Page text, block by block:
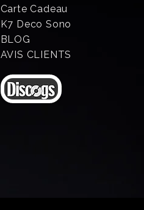
Carte Cadeau
K7 Deco Sono
BLOG
AVIS CLIENTS